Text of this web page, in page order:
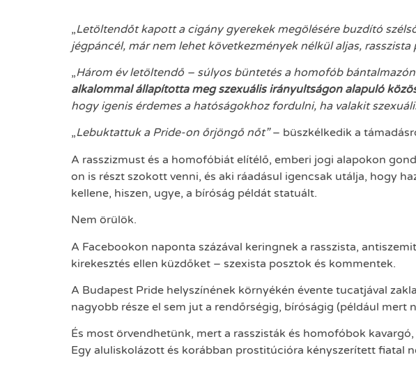
„Letöltendőt kapott a cigány gyerekek megölésére buzdító
jégpáncél, már nem lehet következmények nélkül aljas,
„Három év letöltendő – súlyos büntetés a homofób
alkalommal állapította meg szexuális irányultságon alapuló
hogy igenis érdemes a hatóságokhoz fordulni, ha valakit
„Lebuktattuk a Pride-on őrjöngő nőt”– büszkélkedik a
A rasszizmust és a homofóbiát elítélő, emberi jogi alapokon
on is részt szokott venni, és aki ráadásul igencsak utálja, hogy
kellene, hiszen, ugye, a bíróság példát statuált.
Nem örülök.
A Facebookon naponta százával keringnek a rasszista,
kirekesztés ellen küzdőket – szexista posztok és kommentek.
A Budapest Pride helyszínének környékén évente tucatjával
nagyobb része el sem jut a rendőrségig, bíróságig (például
És most örvendhetünk, mert a rasszisták és homofóbok
Egy aluliskolázott és korábban prostitúcióra kényszerített fiatal